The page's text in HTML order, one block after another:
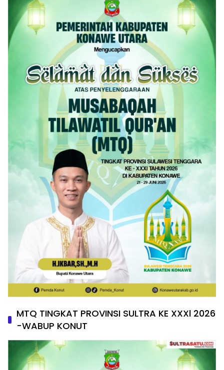
MTQ TINGKAT PROVINSI SULTRA KE XXXl 2026
-WABUP KONUT